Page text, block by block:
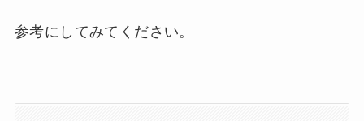
参考にしてみてください。